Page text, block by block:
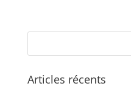
Articles récents